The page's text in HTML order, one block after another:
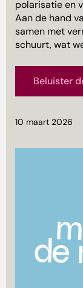
polarisatie en
Aan de hand
samen met
schuurt, wat
Beluister
10 maart 2026